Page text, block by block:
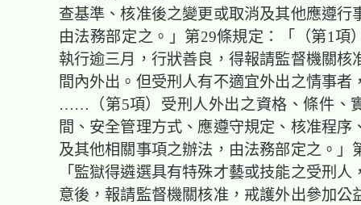
查基準、核准後之變更或取消及其他應遵行
由法務部定之。」第29條規定：「（第1項
執行逾三月，行狀善良，得報請監督機關核
間內外出。但受刑人有不適宜外出之情事者
……（第5項）受刑人外出之資格、條件、
間、安全管理方式、應遵守規定、核准程序
及其他相關事項之辦法，由法務部定之。」
「監獄得遴選具有特殊才藝或技能之受刑人
意後，報請監督機關核准，戒護外出參加公